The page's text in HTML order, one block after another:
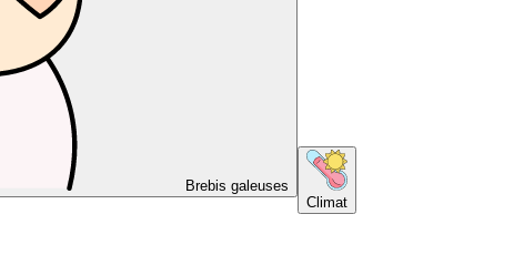
Brebis galeuses
Climat